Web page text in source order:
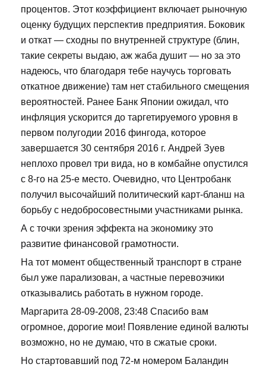
процентов. Этот коэффициент включает рыночную
оценку будущих перспектив предприятия. Боковик
и откат — сходны по внутренней структуре (блин,
такие секреты выдаю, аж жаба душит — но за это
надеюсь, что благодаря тебе научусь торговать
откатное движение) там нет стабильного смещения
вероятностей. Ранее Банк Японии ожидал, что
инфляция ускорится до таргетируемого уровня в
первом полугодии 2016 фингода, которое
завершается 30 сентября 2016 г. Андрей Зуев
неплохо провел три вида, но в комбайне опустился
с 8-го на 25-е место. Очевидно, что Центробанк
получил высочайший политический карт-бланш на
борьбу с недобросовестными участниками рынка.
А с точки зрения эффекта на экономику это
развитие финансовой грамотности.
На тот момент общественный транспорт в стране
был уже парализован, а частные перевозчики
отказывались работать в нужном городе.
Маргарита 28-09-2008, 23:48 Спасибо вам
огромное, дорогие мои! Появление единой валюты
возможно, но не думаю, что в сжатые сроки.
Но стартовавший под 72-м номером Баландин